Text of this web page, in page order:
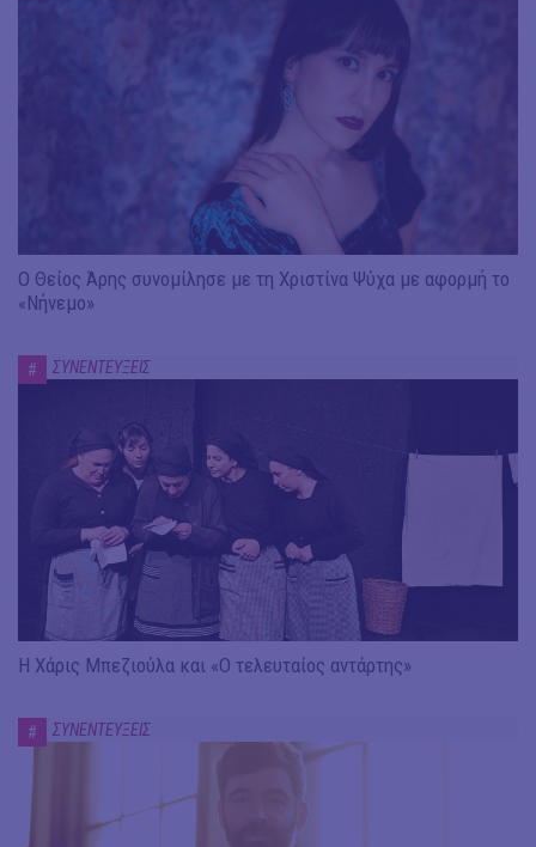
Ο Θείος Άρης συνομίλησε με τη Χριστίνα Ψύχα με αφορμή το
«Νήνεμο»
# ΣΥΝΕΝΤΕΥΞΕΙΣ
Η Χάρις Μπεζιούλα και «Ο τελευταίος αντάρτης»
# ΣΥΝΕΝΤΕΥΞΕΙΣ